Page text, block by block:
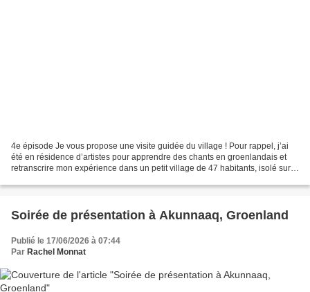
4e épisode Je vous propose une visite guidée du village ! Pour rappel, j’ai
été en résidence d’artistes pour apprendre des chants en groenlandais et
retranscrire mon expérience dans un petit village de 47 habitants, isolé sur
Soirée de présentation à Akunnaaq, Groenland
Publié le 17/06/2026 à 07:44
Par Rachel Monnat